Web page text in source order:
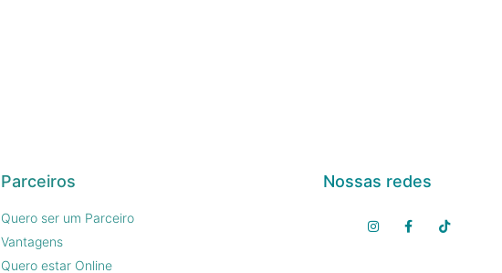
Parceiros
Quero ser um Parceiro
Vantagens
Quero estar Online
Nossas redes